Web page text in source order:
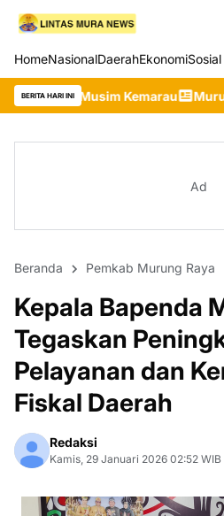
HomeNasionalDaerahEkonomi
BERITA HARI INI
Kemarau Murung Raya
Ad
Beranda Pemkab Murung Raya
Kepala Bapenda
Tegaskan
Pelayanan dan
Fiskal Daerah
Redaksi
Kamis, 29 Januari 2026 02:52 WIB